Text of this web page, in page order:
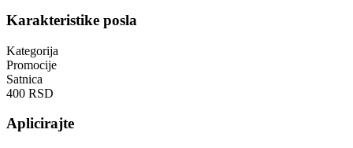
Karakteristike posla
Kategorija
Promocije
Satnica
400 RSD
Aplicirajte